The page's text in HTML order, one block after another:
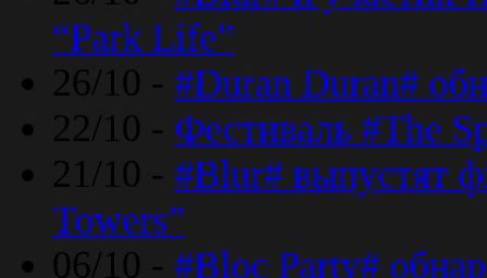
“Park Life”
26/10 - #Duran Duran#
22/10 - Фестиваль #The
21/10 - #Blur# выпустят
Towers”
06/10 - #Bloc Party#